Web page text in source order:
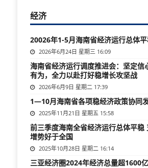
经济
20026年1-5月海南省经济运行总体
2026年6月24日 星期三 16:09
海南省经济运行调度推进会：坚定信
有为，全力以赴打好稳增长攻坚战
2026年6月9日 星期二 17:39
1—10月海南省各项稳经济政策协同
2025年11月21日 星期五 15:58
前三季度海南全省经济运行总体平稳
增势好于全国
2025年10月28日 星期二 16:14
三亚经济圈2024年经济总量超1600